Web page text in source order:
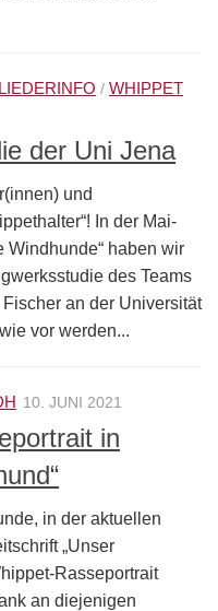
/ WHIPPET
der Uni Jena
und
In der Mai-
Windhunde“ haben wir
des Teams
an der Universität
vor werden...
10. JUNI 2021
in
in der aktuellen
„Unser
Rasseportrait
an diejenigen